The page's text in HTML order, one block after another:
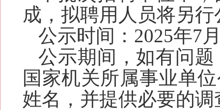
成，拟聘用人员将另行
公示时间：2025年7
公示期间，如有问
国家机关所属事业单
姓名，并提供必要的调